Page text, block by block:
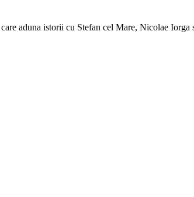
aduna istorii cu Stefan cel Mare, Nicolae